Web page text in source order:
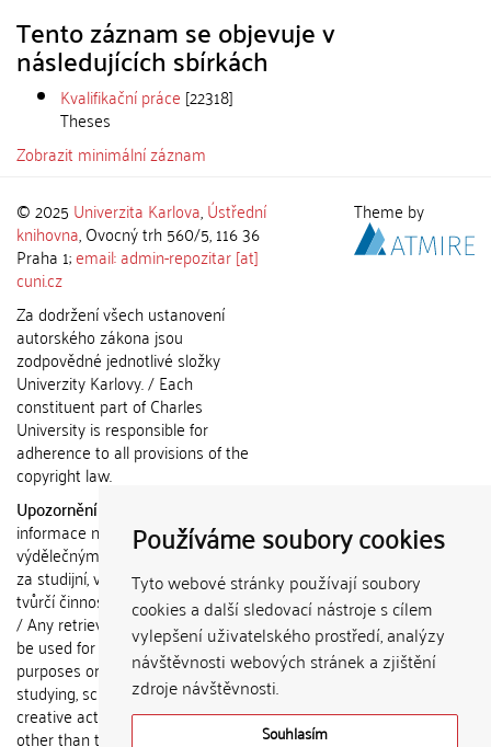
Používáme soubory cookies
Tyto webové stránky používají soubory
cookies a další sledovací nástroje s cílem
vylepšení uživatelského prostředí, analýzy
návštěvnosti webových stránek a zjištění
zdroje návštěvnosti.
Souhlasím
Tento záznam se objevuje v
následujících sbírkách
Kvalifikační práce [22318]
Theses
Zobrazit minimální záznam
© 2025 Univerzita Karlova,Ústřední
knihovna, Ovocný trh 560/5, 116 36
Praha 1;email: admin-repozitar [at]
cuni.cz
Za dodržení všech ustanovení
autorského zákona jsou
zodpovědné jednotlivé složky
Univerzity Karlovy. / Each
constituent part of Charles
University is responsible for
adherence to all provisions of the
copyright law.
Upozornění / Notice:
informace nemohou být použity k
výdělečným účelům nebo vydávány
za studijní, vědeckou nebo jinou
tvůrčí činnost jiné osoby než autora.
/ Any retrieved information shall not
be used for any commercial
purposes or claimed as results of
studying, scientific or any other
creative activities of any person
other than the author.
Theme by